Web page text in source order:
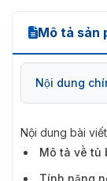
Mô tả sản
Nội dung
Nội dung bài viết
Mô tả về tủ
Tính năng